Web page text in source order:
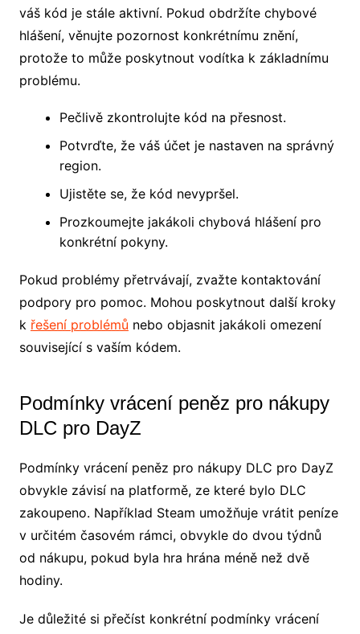
váš kód je stále aktivní. Pokud obdržíte chybové
hlášení, věnujte pozornost konkrétnímu znění,
protože to může poskytnout vodítka k základnímu
problému.
Pečlivě zkontrolujte kód na přesnost.
Potvrďte, že váš účet je nastaven na správný
region.
Ujistěte se, že kód nevypršel.
Prozkoumejte jakákoli chybová hlášení pro
konkrétní pokyny.
Pokud problémy přetrvávají, zvažte kontaktování
podpory pro pomoc. Mohou poskytnout další kroky
k řešení problémů nebo objasnit jakákoli omezení
související s vaším kódem.
Podmínky vrácení peněz pro nákupy
DLC pro DayZ
Podmínky vrácení peněz pro nákupy DLC pro DayZ
obvykle závisí na platformě, ze které bylo DLC
zakoupeno. Například Steam umožňuje vrátit peníze
v určitém časovém rámci, obvykle do dvou týdnů
od nákupu, pokud byla hra hrána méně než dvě
hodiny.
Je důležité si přečíst konkrétní podmínky vrácení